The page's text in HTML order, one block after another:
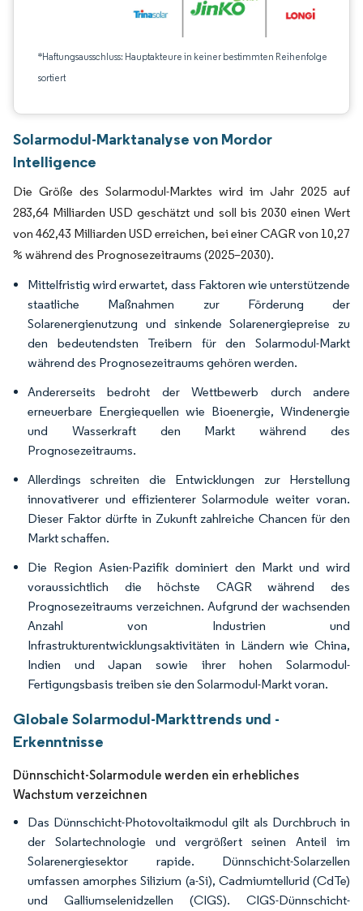
*Haftungsausschluss: Hauptakteure in keiner bestimmten Reihenfolge
sortiert
Solarmodul-Marktanalyse von Mordor
Intelligence
Die Größe des Solarmodul-Marktes wird im Jahr 2025 auf
283,64 Milliarden USD geschätzt und soll bis 2030 einen Wert
von 462,43 Milliarden USD erreichen, bei einer CAGR von 10,27
% während des Prognosezeitraums (2025–2030).
Mittelfristig wird erwartet, dass Faktoren wie unterstützende
staatliche Maßnahmen zur Förderung der
Solarenergienutzung und sinkende Solarenergiepreise zu
den bedeutendsten Treibern für den Solarmodul-Markt
während des Prognosezeitraums gehören werden.
Andererseits bedroht der Wettbewerb durch andere
erneuerbare Energiequellen wie Bioenergie, Windenergie
und Wasserkraft den Markt während des
Prognosezeitraums.
Allerdings schreiten die Entwicklungen zur Herstellung
innovativerer und effizienterer Solarmodule weiter voran.
Dieser Faktor dürfte in Zukunft zahlreiche Chancen für den
Markt schaffen.
Die Region Asien-Pazifik dominiert den Markt und wird
voraussichtlich die höchste CAGR während des
Prognosezeitraums verzeichnen. Aufgrund der wachsenden
Anzahl von Industrien und
Infrastrukturentwicklungsaktivitäten in Ländern wie China,
Indien und Japan sowie ihrer hohen Solarmodul-
Fertigungsbasis treiben sie den Solarmodul-Markt voran.
Globale Solarmodul-Markttrends und -
Erkenntnisse
Dünnschicht-Solarmodule werden ein erhebliches
Wachstum verzeichnen
Das Dünnschicht-Photovoltaikmodul gilt als Durchbruch in
der Solartechnologie und vergrößert seinen Anteil im
Solarenergiesektor rapide. Dünnschicht-Solarzellen
umfassen amorphes Silizium (a-Si), Cadmiumtellurid (CdTe)
und Galliumselenidzellen (CIGS). CIGS-Dünnschicht-